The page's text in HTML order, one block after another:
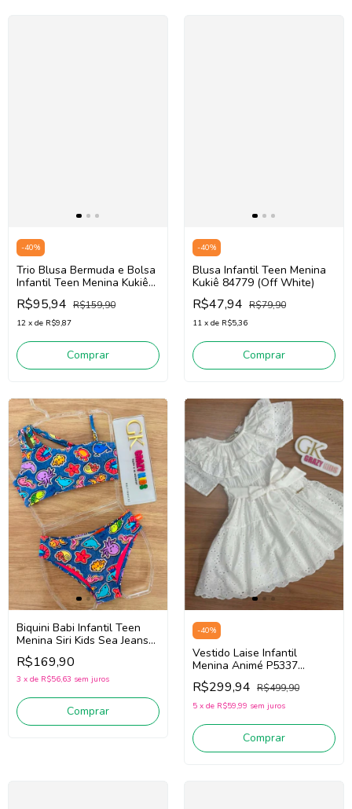
-40%
Trio Blusa Bermuda e Bolsa
Infantil Teen Menina Kukiê
84527 (Bege Claro/Rosa)
R$95,94 R$159,90
12 x de R$9,87
Comprar
-40%
Blusa Infantil Teen Menina
Kukiê 84779 (Off White)
R$47,94 R$79,90
11 x de R$5,36
Comprar
Biquini Babi Infantil Teen
Menina Siri Kids Sea Jeans
43067 (Azul)
R$169,90
3 x de R$56,63 sem juros
Comprar
-40%
Vestido Laise Infantil
Menina Animé P5337
(Branco)
R$299,94 R$499,90
5 x de R$59,99 sem juros
Comprar